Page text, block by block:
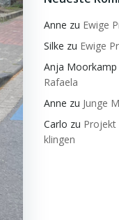
Anne zu Ewige
Silke zu Ewige
Anja Moorkamp
Rafaela
Anne zu Junge
Carlo zu Projekt
klingen